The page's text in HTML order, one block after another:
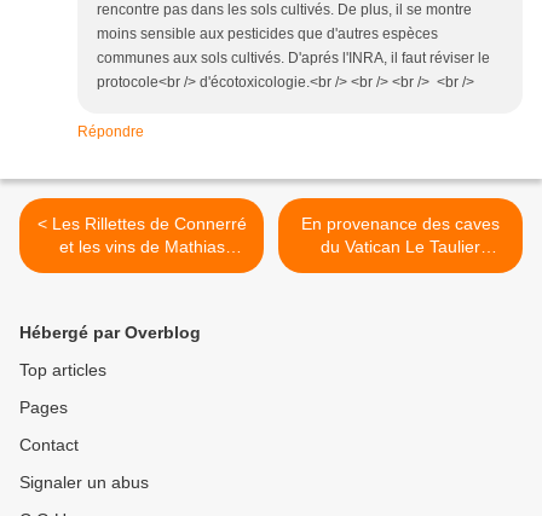
rencontre pas dans les sols cultivés. De plus, il se montre
moins sensible aux pesticides que d'autres espèces
communes aux sols cultivés. D'aprés l'INRA, il faut réviser le
protocole<br /> d'écotoxicologie.<br /> <br /> <br /> <br />
Répondre
< Les Rillettes de Connerré
et les vins de Mathias
Marquet le naturel c’est la
En provenance des caves
du Vatican Le Taulier
détient la clé du conclave :
Hébergé par Overblog
Top articles
Pages
Contact
Signaler un abus